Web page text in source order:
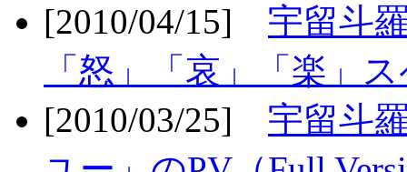
[2010/04/15] 宇留斗
「怒」「哀」「楽」
[2010/03/25] 宇留斗